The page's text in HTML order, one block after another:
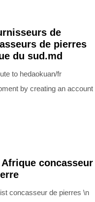
de
de pierres
du sud.md
to hedaokuan/fr
by creating an account
concasseur
concasseur de pierres \n